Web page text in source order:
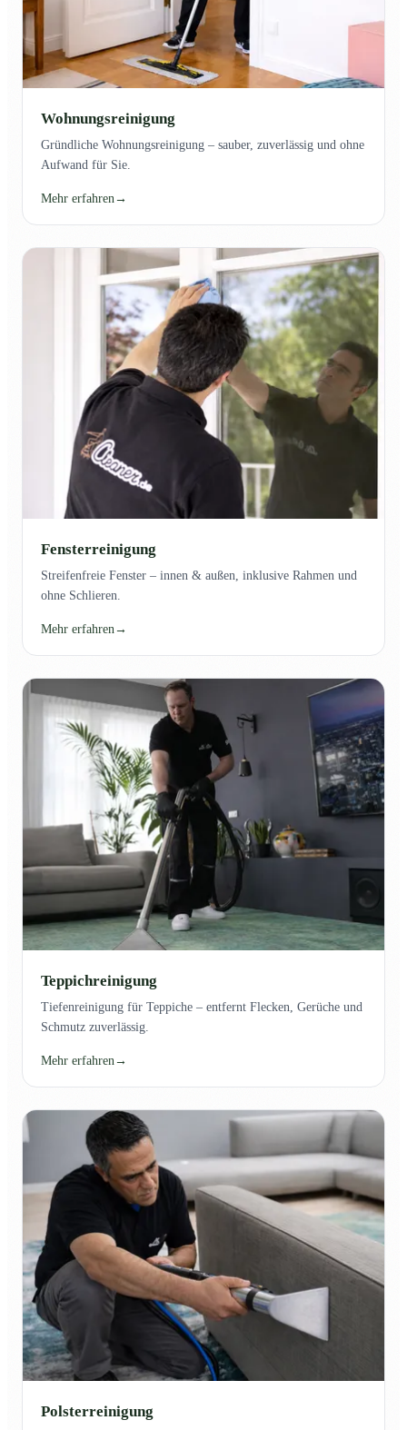
Wohnungsreinigung
Gründliche Wohnungsreinigung – sauber, zuverlässig und ohne
Aufwand für Sie.
Mehr erfahren →
Fensterreinigung
Streifenfreie Fenster – innen & außen, inklusive Rahmen und
ohne Schlieren.
Mehr erfahren→
Teppichreinigung
Tiefenreinigung für Teppiche – entfernt Flecken, Gerüche und
Schmutz zuverlässig.
Mehr erfahren →
Polsterreinigung